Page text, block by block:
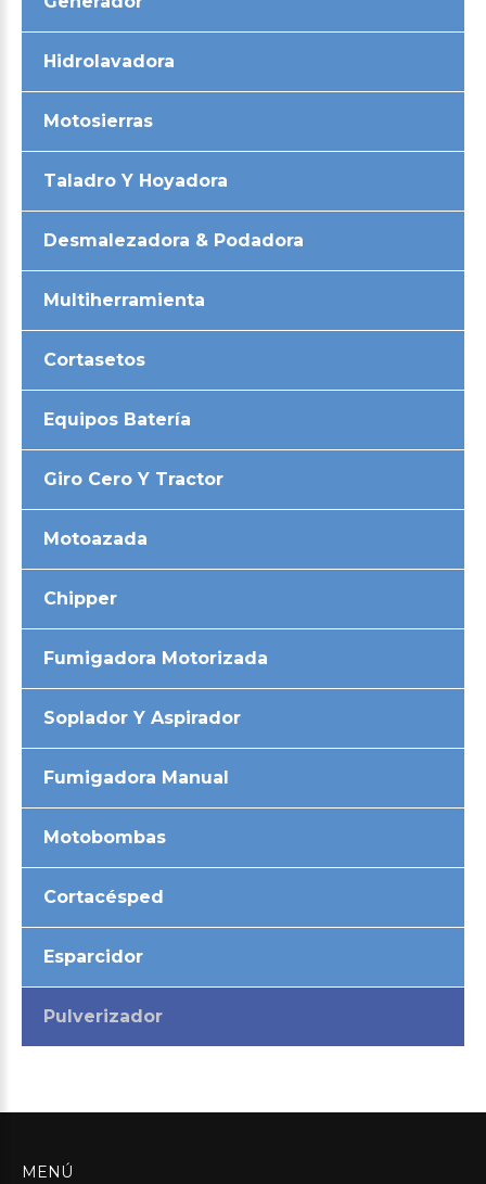
Hidrolavadora
Motosierras
Taladro Y Hoyadora
Desmalezadora & Podadora
Multiherramienta
Cortasetos
Equipos Batería
Giro Cero Y Tractor
Motoazada
Chipper
Fumigadora Motorizada
Soplador Y Aspirador
Fumigadora Manual
Motobombas
Cortacésped
Esparcidor
Pulverizador
MENÚ